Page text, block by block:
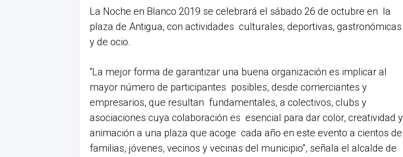
La Noche en Blanco 2019 se celebrará el sábado 26 de octubre en la
plaza de Antigua, con actividades culturales, deportivas, gastronómicas
y de ocio.
“La mejor forma de garantizar una buena organización es implicar al
mayor número de participantes posibles, desde comerciantes y
empresarios, que resultan fundamentales, a colectivos, clubs y
asociaciones cuya colaboración es esencial para dar color, creatividad y
animación a una plaza que acoge cada año en este evento a cientos de
familias, jóvenes, vecinos y vecinas del municipio”, señala el alcalde de